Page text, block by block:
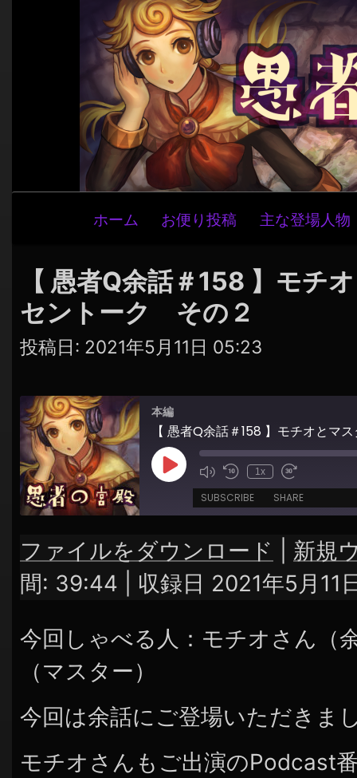
ビ
ゲ
ー
ョ
ン
ホーム お便り投稿 主な登場人物
【 愚者Q余話＃158 】モチ
セントーク その２
投稿日: 2021年5月11日 05:23
本編
【 愚者Q余話＃158 】モチオと
Play
Episode
1x
SUBSCRIBE SHARE
RSS FEED
SHARE
LINK
EMBED
ファイルをダウンロード
新規
間: 39:44
収録日 2021年5月11
今回しゃべる人：モチオさん
（マスター）
今回は余話にご登場いただきま
モチオさんもご出演のPodcast